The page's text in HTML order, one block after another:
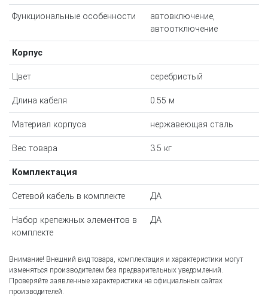
Функциональные особенности
автовключение,
автоотключение
Корпус
Цвет серебристый
Длина кабеля 0.55 м
Материал корпуса нержавеющая сталь
Вес товара 3.5 кг
Комплектация
Сетевой кабель в комплекте ДА
Набор крепежных элементов в
комплекте
ДА
Внимание! Внешний вид товара, комплектация и характеристики могут
изменяться производителем без предварительных уведомлений.
Проверяйте заявленные характеристики на официальных сайтах
производителей.